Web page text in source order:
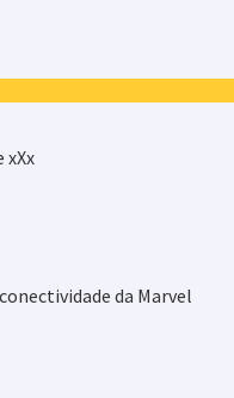
xXx
da Marvel